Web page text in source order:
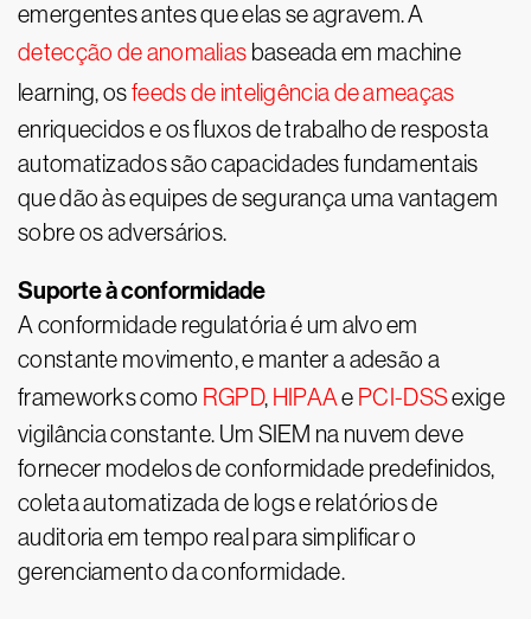
emergentes antes que elas se agravem. A
detecção de anomalias baseada em machine
learning, osfeeds de inteligência de ameaças
enriquecidos e os fluxos de trabalho de resposta
automatizados são capacidades fundamentais
que dão às equipes de segurança uma vantagem
sobre os adversários.
Suporte à conformidade
A conformidade regulatória é um alvo em
constante movimento, e manter a adesão a
frameworks como RGPD, HIPAAe PCI-DSSexige
vigilância constante. Um SIEM na nuvem deve
fornecer modelos de conformidade predefinidos,
coleta automatizada de logs e relatórios de
auditoria em tempo real para simplificar o
gerenciamento da conformidade.